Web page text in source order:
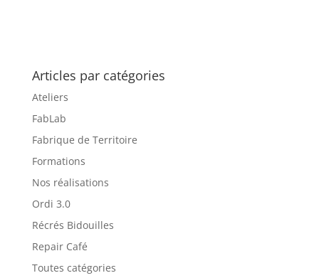
Articles par catégories
Ateliers
FabLab
Fabrique de Territoire
Formations
Nos réalisations
Ordi 3.0
Récrés Bidouilles
Repair Café
Toutes catégories